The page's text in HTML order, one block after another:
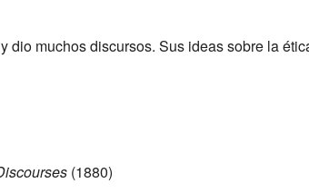
dio muchos discursos. Sus ideas sobre la
(1880)